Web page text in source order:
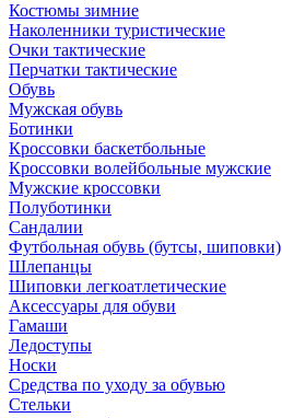
Костюмы зимние
Наколенники туристические
Очки тактические
Перчатки тактические
Обувь
Мужская обувь
Ботинки
Кроссовки баскетбольные
Кроссовки волейбольные мужские
Мужские кроссовки
Полуботинки
Сандалии
Футбольная обувь (бутсы, шиповки)
Шлепанцы
Шиповки легкоатлетические
Аксессуары для обуви
Гамаши
Ледоступы
Носки
Средства по уходу за обувью
Стельки